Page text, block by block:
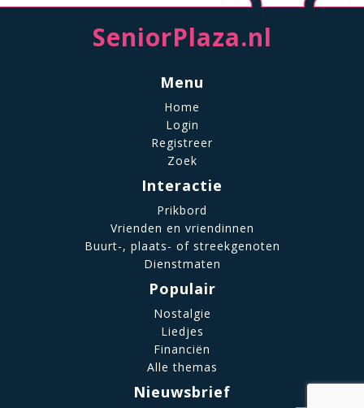
SeniorPlaza.nl
Menu
Home
Login
Registreer
Zoek
Interactie
Prikbord
Vrienden en vriendinnen
Buurt-, plaats- of streekgenoten
Dienstmaten
Populair
Nostalgie
Liedjes
Financiën
Alle themas
Nieuwsbrief